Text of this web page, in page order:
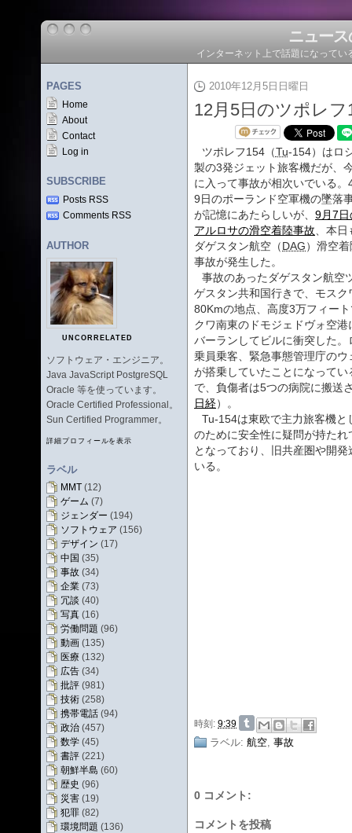
ニュー
インターネット上で話題になって
PAGES
Home
About
Contact
Log in
SUBSCRIBE
Posts RSS
Comments RSS
AUTHOR
UNCORRELATED
ソフトウェア・エンジニア。
Java JavaScript PostgreSQL
Oracle 等を使っています。
Oracle Certified Professional。
Sun Certified Programmer。
詳細プロフィールを表示
ラベル
MMT (12)
ゲーム (7)
ジェンダー (194)
ソフトウェア (156)
デザイン (17)
中国 (35)
事故 (34)
企業 (73)
冗談 (40)
写真 (16)
労働問題 (96)
動画 (135)
医療 (132)
広告 (34)
批評 (981)
技術 (258)
携帯電話 (94)
政治 (457)
数学 (45)
書評 (221)
朝鮮半島 (60)
歴史 (96)
災害 (19)
犯罪 (82)
環境問題 (136)
2010年12月5日日曜日
12月5日のツポレ
ツポレフ154（Tu-154）はロ
製の3発ジェット旅客機だが、
に入って事故が相次いでいる。
9日のポーランド空軍機の墜落
が記憶にあたらしいが、 9月7日
アルロサの滑空着陸事故 、本日
ダゲスタン航空（DAG）滑空着
事故が発生した。
事故のあったダゲスタン航空
ゲスタン共和国行きで、モス
80Kmの地点、高度3万フィー
クワ南東のドモジェドヴォ空
バーランしてビルに衝突した
乗員乗客、緊急事態管理庁の
が搭乗していたことになって
で、負傷者は5つの病院に搬送
日経）。
Tu-154は東欧で主力旅客機
のために安全性に疑問が持た
となっており、旧共産圏や開
いる。
時刻: 9:39
ラベル: 航空 事故
0 コメント:
コメントを投稿